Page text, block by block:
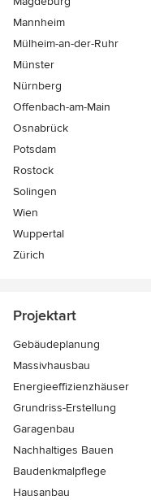
Mannheim
Mülheim-an-der-Ruhr
Münster
Nürnberg
Offenbach-am-Main
Osnabrück
Potsdam
Rostock
Solingen
Wien
Wuppertal
Zürich
Projektart
Gebäudeplanung
Massivhausbau
Energieeffizienzhäuser
Grundriss-Erstellung
Garagenbau
Nachhaltiges Bauen
Baudenkmalpflege
Hausanbau